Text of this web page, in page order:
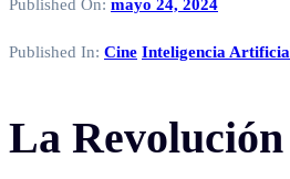
Published On: mayo 24, 2024
Published In: Cine Inteligencia
La